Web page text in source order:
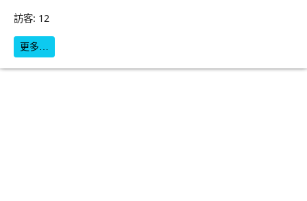
訪客: 12
更多…